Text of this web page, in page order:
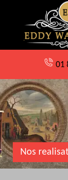
01
Nos